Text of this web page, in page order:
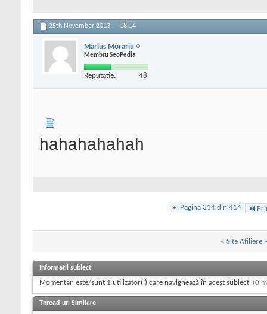
25th November 2013, 18:14
Marius Morariu
Membru SeoPedia
Reputatie: 48
hahahahahah
Pagina 314 din 414
« Site Afiliere
Informații subiect
Momentan este/sunt 1 utilizator(i) care navighează în acest subiect. (0
Thread-uri Similare